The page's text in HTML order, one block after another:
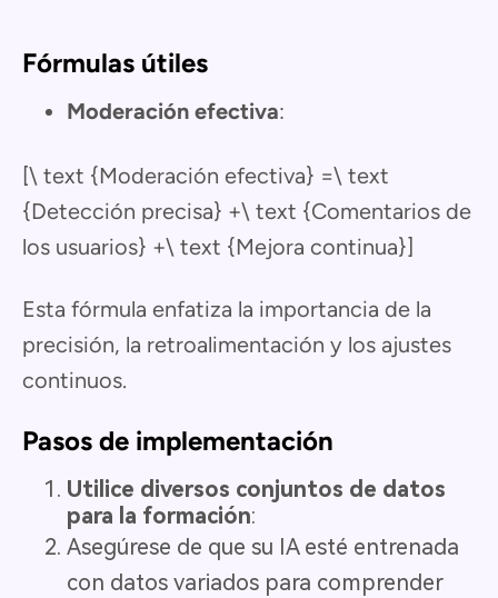
Fórmulas útiles
Moderación efectiva:
[\ text {Moderación efectiva} =\ text
{Detección precisa} +\ text {Comentarios de
los usuarios} +\ text {Mejora continua}]
Esta fórmula enfatiza la importancia de la
precisión, la retroalimentación y los ajustes
continuos.
Pasos de implementación
Utilice diversos conjuntos de datos
para la formación:
Asegúrese de que su IA esté entrenada
con datos variados para comprender